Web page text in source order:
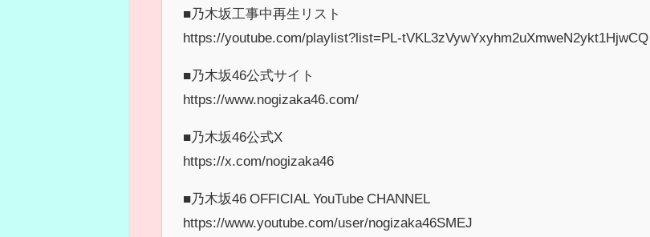
■乃木坂工事中再生リスト
https://youtube.com/playlist?list=PL-tVKL3zVywYxyhm2uXmweN2ykt1HjwCQ
■乃木坂46公式サイト
https://www.nogizaka46.com/
■乃木坂46公式X
https://x.com/nogizaka46
■乃木坂46 OFFICIAL YouTube CHANNEL
https://www.youtube.com/user/nogizaka46SMEJ